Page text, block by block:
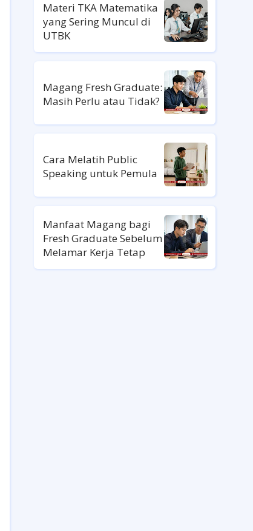
Materi TKA Matematika
yang Sering Muncul di
UTBK
Magang Fresh Graduate:
Masih Perlu atau Tidak?
Cara Melatih Public
Speaking untuk Pemula
Manfaat Magang bagi
Fresh Graduate Sebelum
Melamar Kerja Tetap